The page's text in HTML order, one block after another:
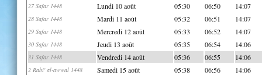
27 Safar 1448 Lundi 10 août 05:30 06:50 14:07
28 Safar 1448 Mardi 11 août 05:32 06:51 14:07
29 Safar 1448 Mercredi 12 août 05:33 06:52 14:07
30 Safar 1448 Jeudi 13 août 05:35 06:54 14:06
31 Safar 1448 Vendredi 14 août 05:36 06:55 14:06
2 Rabi' al-awwal 1448 Samedi 15 août 05:38 06:56 14:06